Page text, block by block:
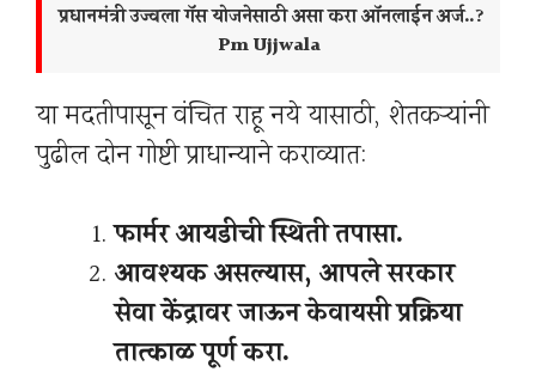
प्रधानमंत्री उज्वला गॅस योजनेसाठी असा करा ऑनलाईन अर्ज..?
Pm Ujjwala
या मदतीपासून वंचित राहू नये यासाठी, शेतकऱ्यांनी
पुढील दोन गोष्टी प्राधान्याने कराव्यात:
फार्मर आयडीची स्थिती तपासा.
आवश्यक असल्यास, आपले सरकार
सेवा केंद्रावर जाऊन केवायसी प्रक्रिया
तात्काळ पूर्ण करा.